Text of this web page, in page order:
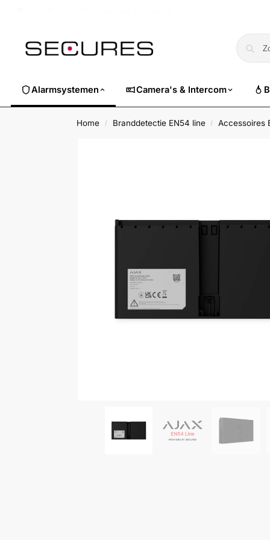
Alarmsystemen Camera's & Intercom
Home / Branddetectie EN54 line / Accessoires